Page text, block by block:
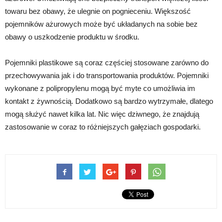
towaru bez obawy, że ulegnie on pognieceniu. Większość
pojemników ażurowych może być układanych na sobie bez
obawy o uszkodzenie produktu w środku.
Pojemniki plastikowe są coraz częściej stosowane zarówno do
przechowywania jak i do transportowania produktów. Pojemniki
wykonane z polipropylenu mogą być myte co umożliwia im
kontakt z żywnością. Dodatkowo są bardzo wytrzymałe, dlatego
mogą służyć nawet kilka lat. Nic więc dziwnego, że znajdują
zastosowanie w coraz to różniejszych gałęziach gospodarki.